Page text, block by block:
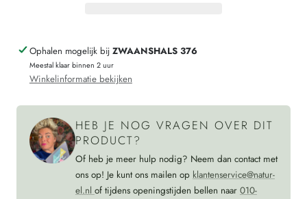
ONYX
van
katoen
AJOUR
ONYX
katoen
Ophalen mogelijk bij ZWAANSHALS 376
Meestal klaar binnen 2 uur
Winkelinformatie bekijken
HEB JE NOG VRAGEN OVER DIT
PRODUCT?
Of heb je meer hulp nodig? Neem dan contact met
ons op! Je kunt ons mailen op klantenservice@natur-
el.nl of tijdens openingstijden bellen naar 010-